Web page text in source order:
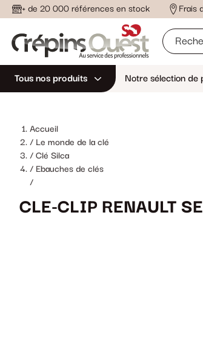
+ de 20 000 références en stock Frais
Tous nos produits Notre sélection de
Accueil
Le monde de la clé
Clé Silca
Ebauches de clés
/
CLE-CLIP RENAULT